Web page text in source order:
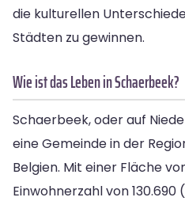
die kulturellen
Städten zu gewinnen.
Wie ist das Leben in Schaerbeek?
Schaerbeek, oder auf
eine Gemeinde in der
Belgien. Mit einer Fläche
Einwohnerzahl von